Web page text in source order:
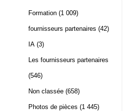
Formation (1 009)
fournisseurs partenaires (42)
IA (3)
Les fournisseurs partenaires
(546)
Non classée (658)
Photos de pièces (1 445)